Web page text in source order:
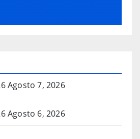
Agosto 7, 2026
Agosto 6, 2026